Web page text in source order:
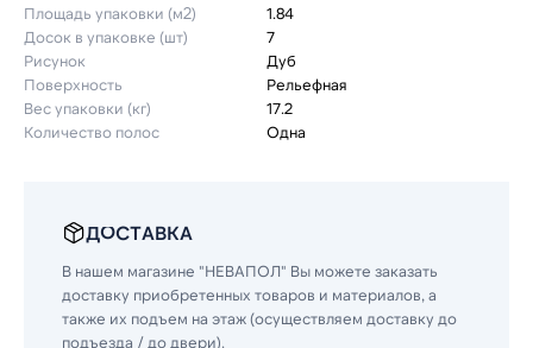
Площадь упаковки (м2)
1.84
Досок в упаковке (шт)
7
Рисунок
Дуб
Поверхность
Рельефная
Вес упаковки (кг)
17.2
Количество полос
Одна
ДОСТАВКА
В нашем магазине "НЕВАПОЛ" Вы можете заказать
доставку приобретенных товаров и материалов, а
также их подъем на этаж (осуществляем доставку до
подъезда / до двери).